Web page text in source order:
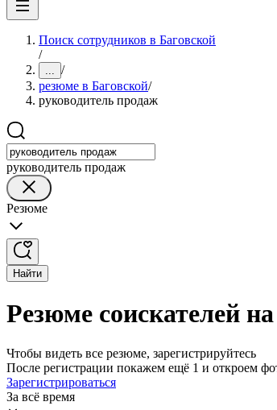
Поиск сотрудников в Баговской
/
... /
резюме в Баговской/
руководитель продаж
руководитель продаж
Резюме
Найти
Резюме соискателей
Чтобы видеть все резюме, зарегистрируйтесь
После регистрации покажем ещё 1 и откроем
Зарегистрироваться
За всё время